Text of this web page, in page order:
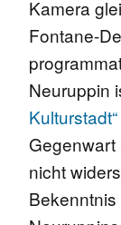
Kamera
Fontane-
Neuruppin
Kulturstadt“
nicht